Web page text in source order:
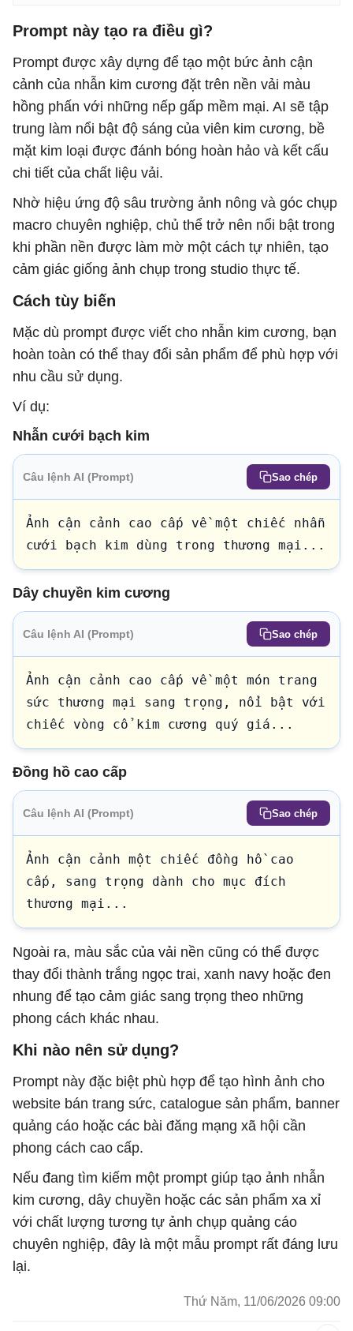
Prompt này tạo ra điều gì?
Prompt được xây dựng để tạo một bức ảnh cận
cảnh của nhẫn kim cương đặt trên nền vải màu
hồng phấn với những nếp gấp mềm mại. AI sẽ tập
trung làm nổi bật độ sáng của viên kim cương, bề
mặt kim loại được đánh bóng hoàn hảo và kết cấu
chi tiết của chất liệu vải.
Nhờ hiệu ứng độ sâu trường ảnh nông và góc chụp
macro chuyên nghiệp, chủ thể trở nên nổi bật trong
khi phần nền được làm mờ một cách tự nhiên, tạo
cảm giác giống ảnh chụp trong studio thực tế.
Cách tùy biến
Mặc dù prompt được viết cho nhẫn kim cương, bạn
hoàn toàn có thể thay đổi sản phẩm để phù hợp với
nhu cầu sử dụng.
Ví dụ:
Nhẫn cưới bạch kim
Câu lệnh AI (Prompt) Sao chép
Ảnh cận cảnh cao cấp về một chiếc nhẫn
cưới bạch kim dùng trong thương mại...
Dây chuyền kim cương
Câu lệnh AI (Prompt) Sao chép
Ảnh cận cảnh cao cấp về một món trang
sức thương mại sang trọng, nổi bật với
chiếc vòng cổ kim cương quý giá...
Đồng hồ cao cấp
Câu lệnh AI (Prompt) Sao chép
Ảnh cận cảnh một chiếc đồng hồ cao
cấp, sang trọng dành cho mục đích
thương mại...
Ngoài ra, màu sắc của vải nền cũng có thể được
thay đổi thành trắng ngọc trai, xanh navy hoặc đen
nhung để tạo cảm giác sang trọng theo những
phong cách khác nhau.
Khi nào nên sử dụng?
Prompt này đặc biệt phù hợp để tạo hình ảnh cho
website bán trang sức, catalogue sản phẩm, banner
quảng cáo hoặc các bài đăng mạng xã hội cần
phong cách cao cấp.
Nếu đang tìm kiếm một prompt giúp tạo ảnh nhẫn
kim cương, dây chuyền hoặc các sản phẩm xa xỉ
với chất lượng tương tự ảnh chụp quảng cáo
chuyên nghiệp, đây là một mẫu prompt rất đáng lưu
lại.
Thứ Năm, 11/06/2026 09:00